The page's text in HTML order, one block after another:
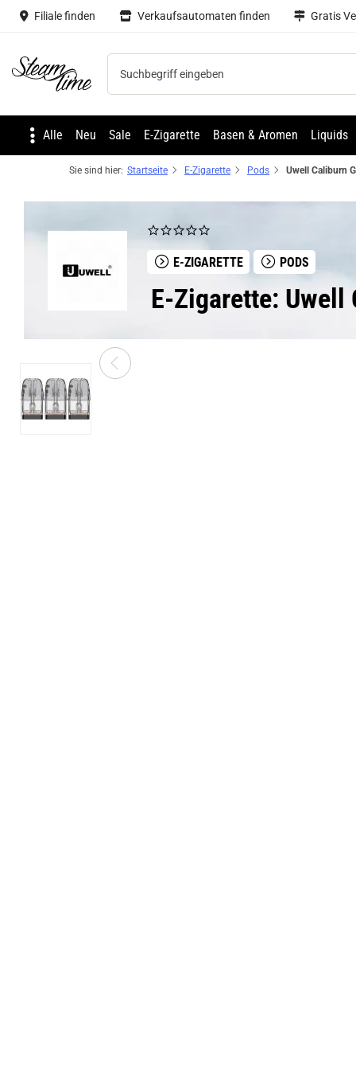
Filiale finden Verkaufsautomaten finden Gratis
Steam time
Alle Neu Sale E-Zigarette Basen & Aromen Liquids
Sie sind hier: Startseite E-Zigarette Pods
E-ZIGARETTE PODS
E-Zigarette: Uwell